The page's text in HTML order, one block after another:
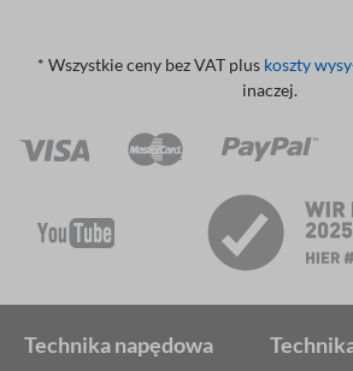
* Wszystkie ceny bez VAT plus koszty
inaczej.
Technika napędowa